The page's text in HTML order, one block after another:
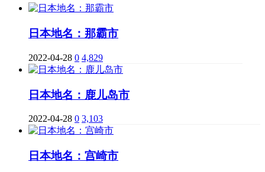
日本地名：那霸市
2022-04-28 0 4,829
日本地名：鹿儿岛市
2022-04-28 0 3,103
日本地名：宫崎市